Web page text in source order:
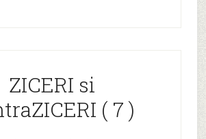
ZICERI si
( 7 )